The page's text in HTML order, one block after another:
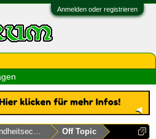
Anmelden oder registrieren
& Umfragen
Off Topic